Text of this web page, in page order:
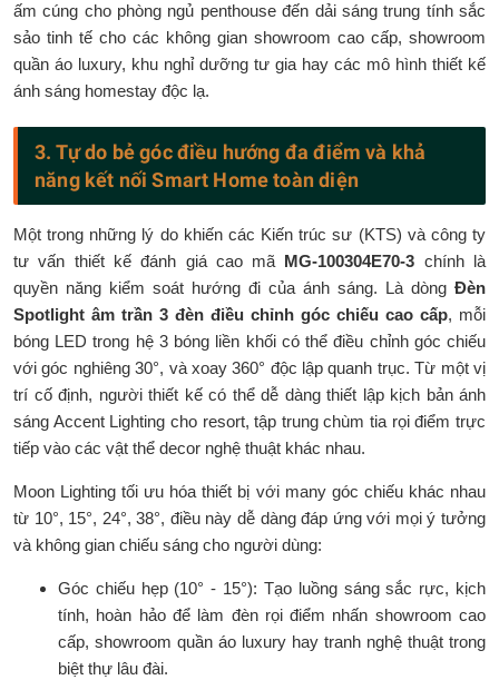
ấm cúng cho phòng ngủ penthouse đến dải sáng trung tính sắc
sảo tinh tế cho các không gian showroom cao cấp, showroom
quần áo luxury, khu nghỉ dưỡng tư gia hay các mô hình thiết kế
ánh sáng homestay độc lạ.
3. Tự do bẻ góc điều hướng đa điểm và khả
năng kết nối Smart Home toàn diện
Một trong những lý do khiến các Kiến trúc sư (KTS) và công ty
tư vấn thiết kế đánh giá cao mã MG-100304E70-3 chính là
quyền năng kiểm soát hướng đi của ánh sáng. Là dòng Đèn
Spotlight âm trần 3 đèn điều chỉnh góc chiếu cao cấp, mỗi
bóng LED trong hệ 3 bóng liền khối có thể điều chỉnh góc chiếu
với góc nghiêng 30°, và xoay 360° độc lập quanh trục. Từ một vị
trí cố định, người thiết kế có thể dễ dàng thiết lập kịch bản ánh
sáng Accent Lighting cho resort, tập trung chùm tia rọi điểm trực
tiếp vào các vật thể decor nghệ thuật khác nhau.
Moon Lighting tối ưu hóa thiết bị với many góc chiếu khác nhau
từ 10°, 15°, 24°, 38°, điều này dễ dàng đáp ứng với mọi ý tưởng
và không gian chiếu sáng cho người dùng:
Góc chiếu hẹp (10° - 15°): Tạo luồng sáng sắc rực, kịch
tính, hoàn hảo để làm đèn rọi điểm nhấn showroom cao
cấp, showroom quần áo luxury hay tranh nghệ thuật trong
biệt thự lâu đài.